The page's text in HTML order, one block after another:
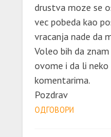
drustva moze se
vec pobeda kao
vracanja nade da
Voleo bih da
ovome i da li
komentarima.
Pozdrav
ОДГОВОРИ